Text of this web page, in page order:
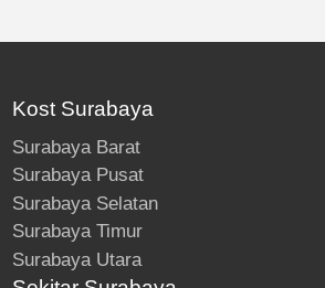
Kost Surabaya
Surabaya Barat
Surabaya Pusat
Surabaya Selatan
Surabaya Timur
Surabaya Utara